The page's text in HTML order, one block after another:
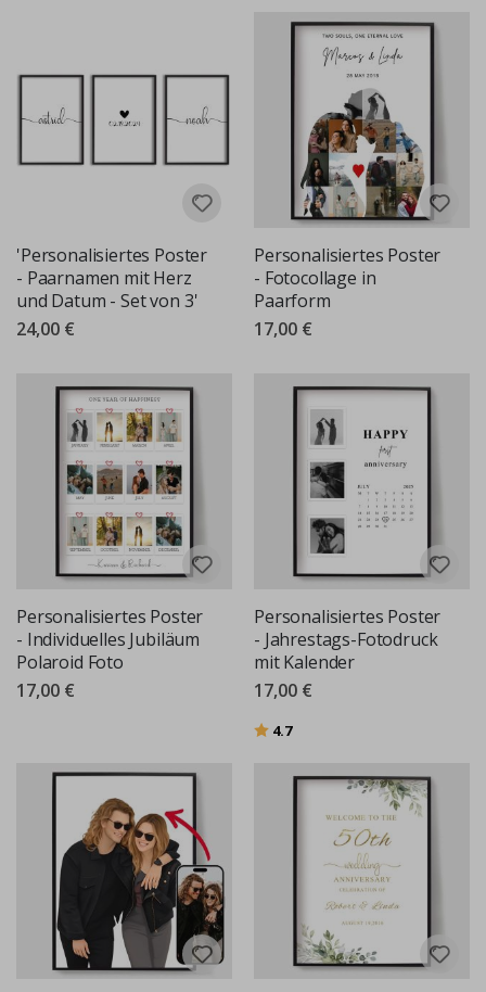
'Personalisiertes Poster
- Paarnamen mit Herz
und Datum - Set von 3'
24,00 €
Personalisiertes Poster
- Fotocollage in
Paarform
17,00 €
Personalisiertes Poster
- Individuelles Jubiläum
Polaroid Foto
17,00 €
Personalisiertes Poster
- Jahrestags-Fotodruck
mit Kalender
17,00 €
Bewertung:
4.7von 5 Sternen